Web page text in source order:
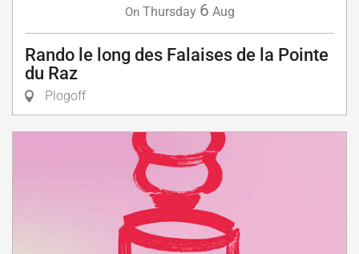
On Thursday 6 Aug
Rando le long des Falaises de la Pointe
du Raz
Plogoff